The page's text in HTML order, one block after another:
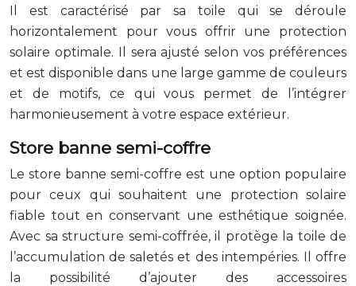
Il est caractérisé par sa toile qui se déroule
horizontalement pour vous offrir une protection
solaire optimale. Il sera ajusté selon vos préférences
et est disponible dans une large gamme de couleurs
et de motifs, ce qui vous permet de l’intégrer
harmonieusement à votre espace extérieur.
Store banne semi-coffre
Le store banne semi-coffre est une option populaire
pour ceux qui souhaitent une protection solaire
fiable tout en conservant une esthétique soignée.
Avec sa structure semi-coffrée, il protège la toile de
l’accumulation de saletés et des intempéries. Il offre
la possibilité d’ajouter des accessoires